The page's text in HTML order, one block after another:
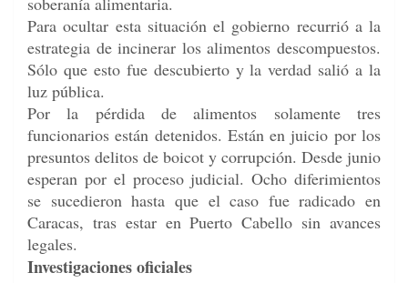
Para ocultar esta situación el gobierno recurrió a la
estrategia de incinerar los alimentos descompuestos.
Sólo que esto fue descubierto y la verdad salió a la
luz pública.
Por la pérdida de alimentos solamente tres
funcionarios están detenidos. Están en juicio por los
presuntos delitos de boicot y corrupción. Desde junio
esperan por el proceso judicial. Ocho diferimientos
se sucedieron hasta que el caso fue radicado en
Caracas, tras estar en Puerto Cabello sin avances
legales.
Investigaciones oficiales